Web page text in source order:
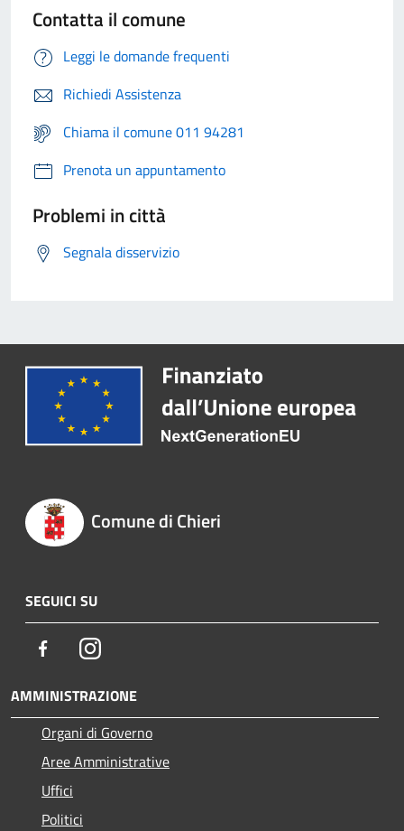
Contatta il comune
Leggi le domande frequenti
Richiedi Assistenza
Chiama il comune 011 94281
Prenota un appuntamento
Problemi in città
Segnala disservizio
Comune di Chieri
SEGUICI SU
FacebookInstagram
AMMINISTRAZIONE
Organi di Governo
Aree Amministrative
Uffici
Politici